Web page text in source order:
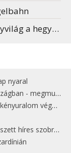
a hegyen
nyaral
a 15 legjobbat
végét jelentette
másolatát